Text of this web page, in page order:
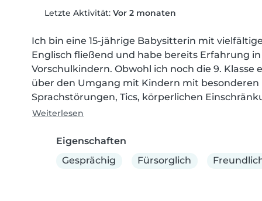
Letzte Aktivität: Vor 2 monaten
Ich bin eine 15-jährige Babysitterin mit
Englisch fließend und habe bereits Erfahrung
Vorschulkindern. Obwohl ich noch die 9.
über den Umgang mit Kindern mit
Sprachstörungen, Tics, körperlichen
Weiterlesen
Eigenschaften
Gesprächig
Fürsorglich